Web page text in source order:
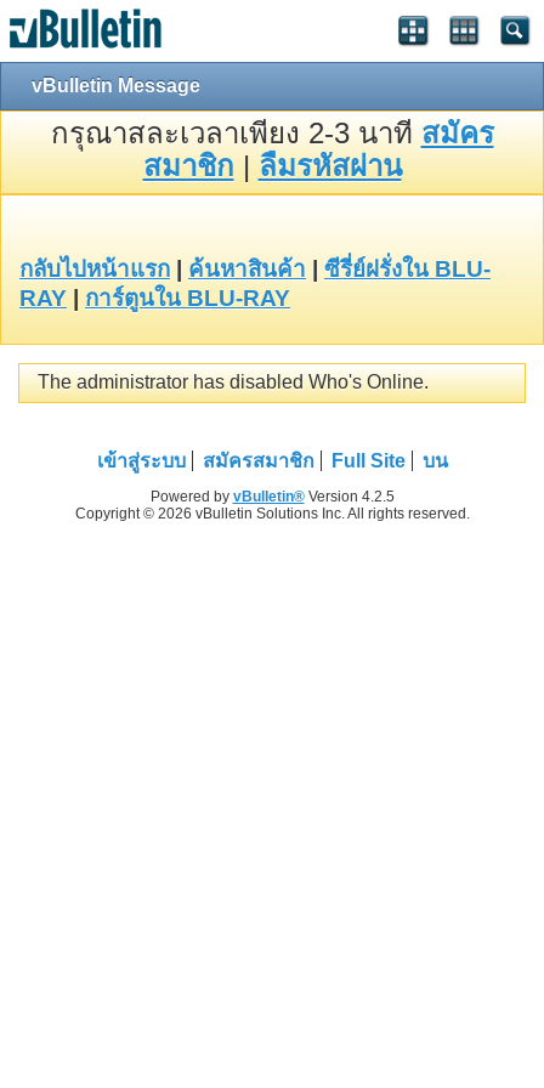
vBulletin Message
กรุณาสละเวลาเพียง 2-3 นาที สมัคร
สมาชิก | ลืมรหัสผ่าน
กลับไปหน้าแรก ค้นหาสินค้า
ซีรี่ย์ฝรั่งใน BLU-
RAY
การ์ตูนใน BLU-RAY
The administrator has disabled Who's Online.
เข้าสู่ระบบ สมัครสมาชิก Full Site บน
Powered by vBulletin®Version 4.2.5
Copyright © 2026 vBulletin Solutions Inc. All rights reserved.